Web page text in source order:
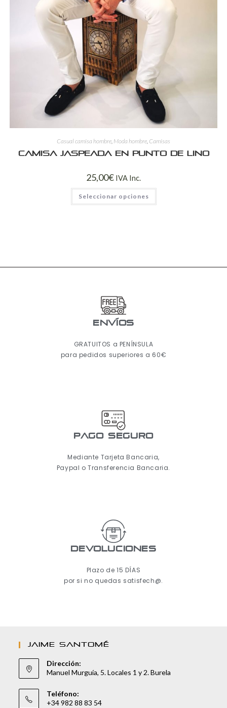
Casual camisa hombre Moda hombre Camisas
Camisa jaspeada en punto de lino
25,00€ IVA Inc.
Seleccionar opciones
ENVÍOS
GRATUITOS a PENÍNSULA
para pedidos superiores a 60€
pago seguro
Mediante Tarjeta Bancaria,
Paypal o Transferencia Bancaria.
Devoluciones
Plazo de 15 DÍAS
por si no quedas satisfech@.
JAIME SANTOMÉ
Dirección:
Manuel Murguía, 5. Locales 1 y 2. Burela
Teléfono:
+34 982 88 83 54